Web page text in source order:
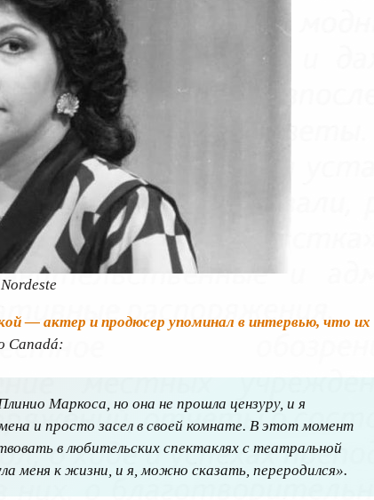
— актер и продюсер упоминал в интервью, что их
Canadá:
Маркоса, но она не прошла цензуру, и я
и просто засел в своей комнате. В этот момент
в любительских спектаклях с театральной
меня к жизни, и я, можно сказать, переродился».